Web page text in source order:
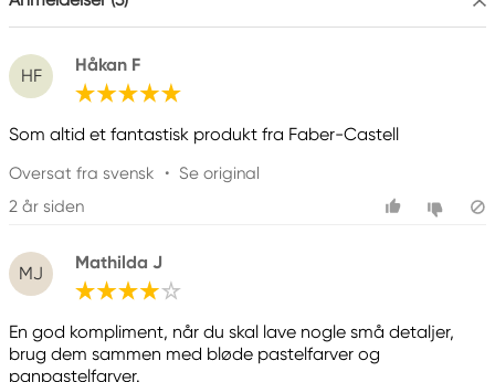
HF
Håkan F
Som altid et fantastisk produkt fra Faber-Castell
Oversat fra svensk • Se original
2 år siden
MJ
Mathilda J
En god kompliment, når du skal lave nogle små detaljer,
brug dem sammen med bløde pastelfarver og
panpastelfarver.